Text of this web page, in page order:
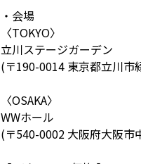
・会場
〈TOKYO〉
立川ステージガーデン
(〒190-0014 東京都立川市
〈OSAKA〉
WWホール
(〒540-0002 大阪府大阪市